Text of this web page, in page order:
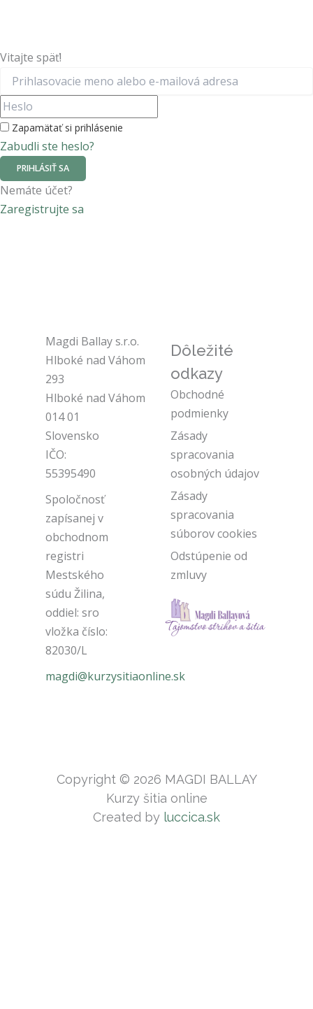
Vitajte späť!
Zapamätať si prihlásenie
Zabudli ste heslo?
PRIHLÁSIŤ SA
Nemáte účet?
Zaregistrujte sa
Magdi Ballay s.r.o.
Hlboké nad Váhom
293
Hlboké nad Váhom
014 01
Slovensko
IČO:
55395490
Spoločnosť
zapísanej v
obchodnom
registri
Mestského
súdu Žilina,
oddiel: sro
vložka číslo:
82030/L
magdi@kurzysitiaonline.sk
Dôležité
odkazy
Obchodné
podmienky
Zásady
spracovania
osobných údajov
Zásady
spracovania
súborov cookies
Odstúpenie od
zmluvy
Copyright © 2026 MAGDI BALLAY
Kurzy šitia online
Created by luccica.sk